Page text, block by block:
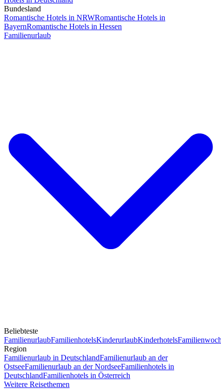
Bundesland
Romantische Hotels in NRWRomantische Hotels in
BayernRomantische Hotels in Hessen
Familienurlaub
Beliebteste
FamilienurlaubFamilienhotelsKinderurlaubKinderhotels
Region
Familienurlaub in DeutschlandFamilienurlaub an der
OstseeFamilienurlaub an der NordseeFamilienhotels in
DeutschlandFamilienhotels in Österreich
Weitere Reisethemen